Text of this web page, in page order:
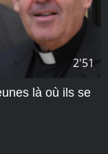
2'51
là où ils se